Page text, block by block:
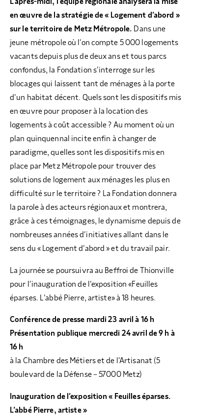
en œuvre de la stratégie de « Logement d’abord »
sur le territoire de Metz Métropole. Dans une
jeune métropole où l’on compte 5 000 logements
vacants depuis plus de deux ans et tous parcs
confondus, la Fondation s’interroge sur les
blocages qui laissent tant de ménages à la porte
d’un habitat décent. Quels sont les dispositifs mis
en œuvre pour proposer à la location des
logements à coût accessible ? Au moment où un
plan quinquennal incite enfin à changer de
paradigme, quelles sont les dispositifs mis en
place par Metz Métropole pour trouver des
solutions de logement aux ménages les plus en
difficulté sur le territoire ? La Fondation donnera
la parole à des acteurs régionaux et montrera,
grâce à ces témoignages, le dynamisme depuis de
nombreuses années d’initiatives allant dans le
sens du « Logement d’abord » et du travail pair.
La journée se poursuivra au Beffroi de Thionville
pour l’inauguration de l’exposition «Feuilles
éparses. L’abbé Pierre, artiste» à 18 heures.
Conférence de presse mardi 23 avril à 16 h
Présentation publique mercredi 24 avril de 9 h à
16 h
à la Chambre des Métiers et de l’Artisanat (5
boulevard de la Défense – 57000 Metz)
Inauguration de l’exposition « Feuilles éparses.
L’abbé Pierre, artiste »